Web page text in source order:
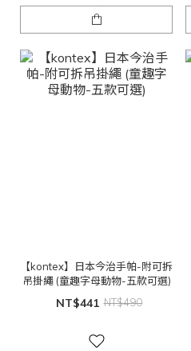
【kontex】日本今治手帕-附可拆
吊掛繩 (童趣字母動物-五款可選)
NT$441 NT$490